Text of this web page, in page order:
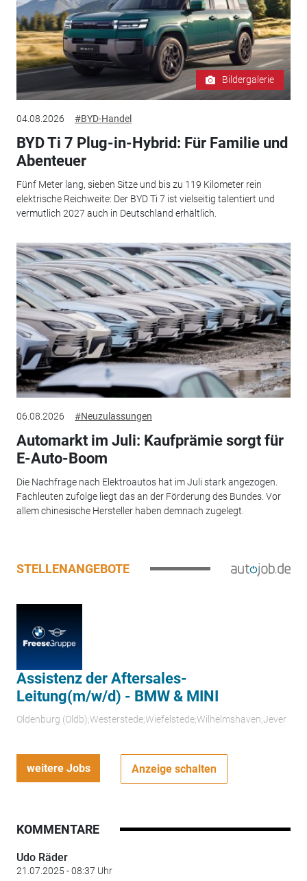
Bildergalerie
04.08.2026 #BYD-Handel
BYD Ti 7 Plug-in-Hybrid: Für Familie und
Abenteuer
Fünf Meter lang, sieben Sitze und bis zu 119 Kilometer rein
elektrische Reichweite: Der BYD Ti 7 ist vielseitig talentiert und
vermutlich 2027 auch in Deutschland erhältlich.
06.08.2026 #Neuzulassungen
Automarkt im Juli: Kaufprämie sorgt für
E-Auto-Boom
Die Nachfrage nach Elektroautos hat im Juli stark angezogen.
Fachleuten zufolge liegt das an der Förderung des Bundes. Vor
allem chinesische Hersteller haben demnach zugelegt.
STELLENANGEBOTE
Assistenz der Aftersales-
Leitung(m/w/d) - BMW & MINI
Oldenburg (Oldb);Westerstede;Wiefelstede;Wilhelmshaven;Jever
weitere Jobs Anzeige schalten
KOMMENTARE
Udo Räder
21.07.2025 - 08:37 Uhr